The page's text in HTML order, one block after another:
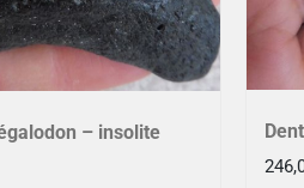
– insolite